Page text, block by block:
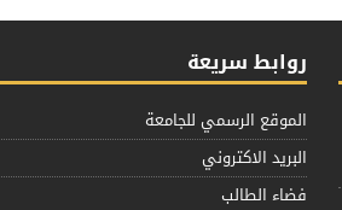
روابط سريعة
الموقع الرسمي للجامعة
البريد الاكتروني
فضاء الطالب